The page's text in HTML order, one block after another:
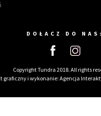
DOŁACZ DO NAS:
Copyright Tundra 2018. All rights
graficzny i wykonanie: Agencja